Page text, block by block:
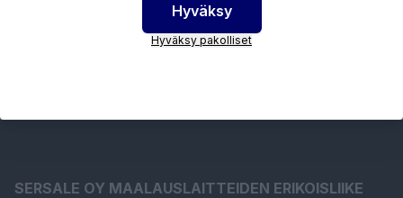
SERSALE OY MAALAUSLAITTEIDEN ERIKOISLIIKE
Hyväksy
Hyväksy pakolliset